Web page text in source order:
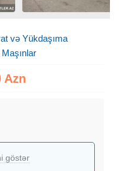
və Yükdaşıma
Azn
göstər